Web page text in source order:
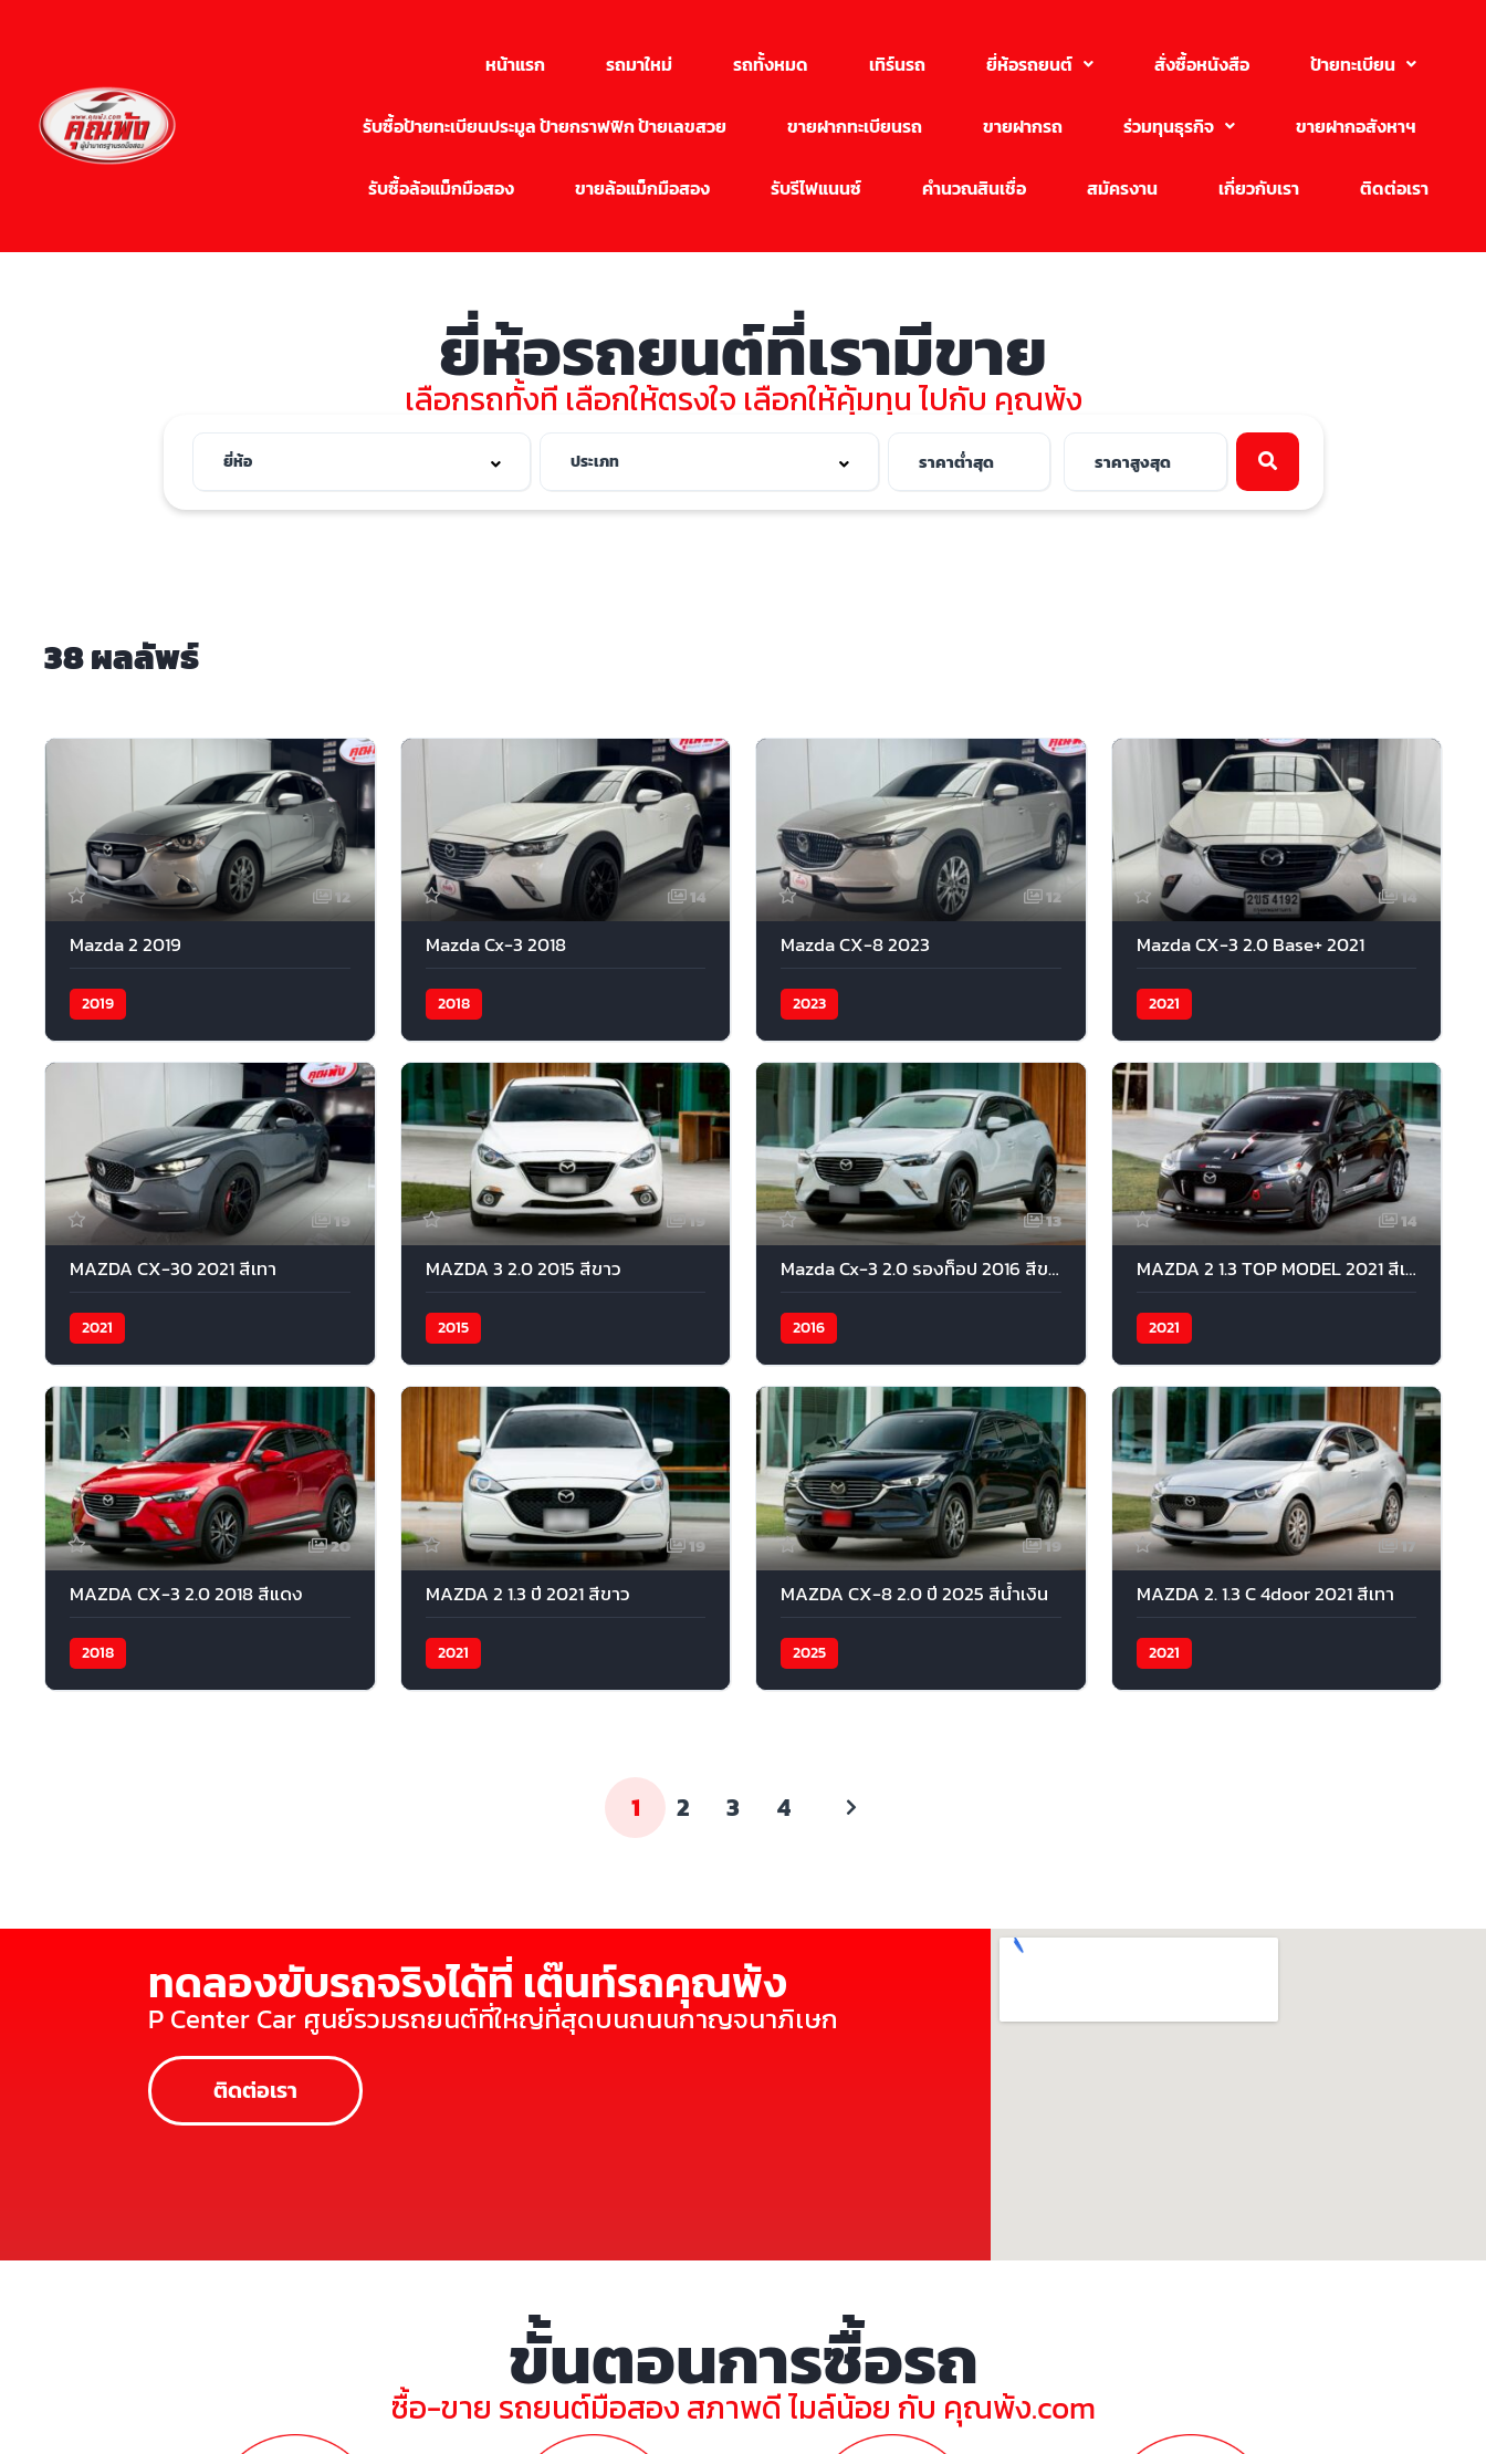
หน้าแรก รถมาใหม่ รถทั้งหมด เทิร์นรถ ยี่ห้อรถยนต์ สั่งซื้อหนังสือ ป้ายทะเบียน
รับซื้อป้ายทะเบียนประมูล ป้ายกราฟฟิก ป้ายเลขสวย ขายฝากทะเบียนรถ ขายฝากรถ ร่วมทุนธุรกิจ ขายฝากอสังหาฯ
รับซื้อล้อแม็กมือสอง ขายล้อแม็กมือสอง รับรีไฟแนนซ์ คำนวณสินเชื่อ สมัครงาน เกี่ยวกับเรา ติดต่อเรา
ยี่ห้อรถยนต์ที่เรามีขาย
เลือกรถทั้งที เลือกให้ตรงใจ เลือกให้คุ้มทุน ไปกับ คุณพ้ง
38 ผลลัพธ์
12
Mazda 2 2019
2019
14
Mazda Cx-3 2018
2018
12
Mazda CX-8 2023
2023
14
Mazda CX-3 2.0 Base+ 2021
2021
19
MAZDA CX-30 2021 สีเทา
2021
19
MAZDA 3 2.0 2015 สีขาว
2015
13
Mazda Cx-3 2.0 รองท็อป 2016 สีขาว
2016
14
MAZDA 2 1.3 TOP MODEL 2021 สีเทา
2021
20
MAZDA CX-3 2.0 2018 สีแดง
2018
19
MAZDA 2 1.3 ปี 2021 สีขาว
2021
19
MAZDA CX-8 2.0 ปี 2025 สีนํ้าเงิน
2025
17
MAZDA 2. 1.3 C 4door 2021 สีเทา
2021
1 2 3 4
ทดลองขับรถจริงได้ที่ เต๊นท์รถคุณพ้ง
P Center Car ศูนย์รวมรถยนต์ที่ใหญ่ที่สุดบนถนนกาญจนาภิเษก
ติดต่อเรา
ขั้นตอนการซื้อรถ
ซื้อ-ขาย รถยนต์มือสอง สภาพดี ไมล์น้อย กับ คุณพ้ง.com